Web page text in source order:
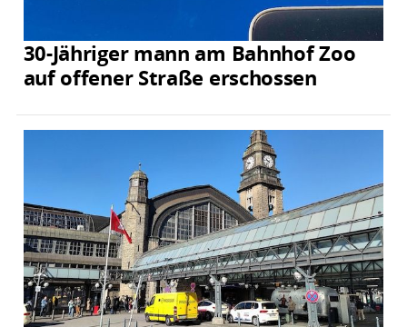
30-Jähriger mann am Bahnhof Zoo
auf offener Straße erschossen